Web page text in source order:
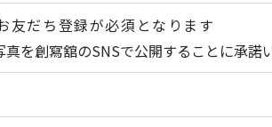
友だち登録が必須となります
真を創寫舘のSNSで公開することに承諾